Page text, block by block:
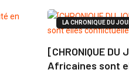
LA CHRONIQUE DU
[CHRONIQUE
Africaines sont